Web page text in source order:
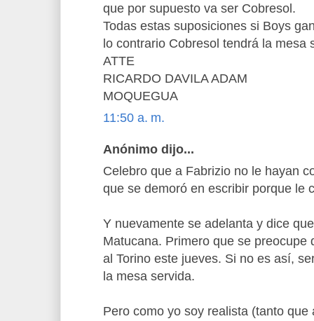
que por supuesto va ser Cobresol.
Todas estas suposiciones si Boys
lo contrario Cobresol tendrá la mesa
ATTE
RICARDO DAVILA ADAM
MOQUEGUA
11:50 a. m.
Anónimo dijo...
Celebro que a Fabrizio no le hayan
que se demoró en escribir porque le
Y nuevamente se adelanta y dice
Matucana. Primero que se preocupe
al Torino este jueves. Si no es así,
la mesa servida.
Pero como yo soy realista (tanto